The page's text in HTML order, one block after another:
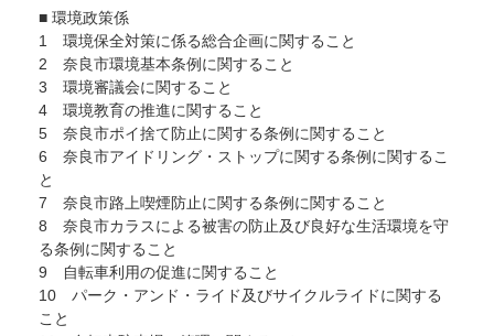
■ 環境政策係
1 環境保全対策に係る総合企画に関すること
2 奈良市環境基本条例に関すること
3 環境審議会に関すること
4 環境教育の推進に関すること
5 奈良市ポイ捨て防止に関する条例に関すること
6 奈良市アイドリング・ストップに関する条例に関するこ
と
7 奈良市路上喫煙防止に関する条例に関すること
8 奈良市カラスによる被害の防止及び良好な生活環境を守
る条例に関すること
9 自転車利用の促進に関すること
10 パーク・アンド・ライド及びサイクルライドに関する
こと